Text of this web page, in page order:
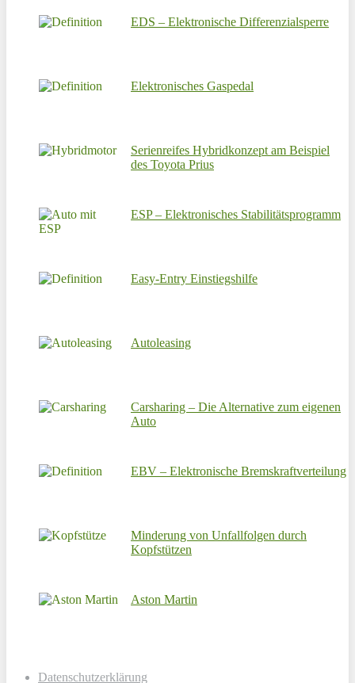
EDS – Elektronische Differenzialsperre
Elektronisches Gaspedal
Serienreifes Hybridkonzept am Beispiel
des Toyota Prius
ESP – Elektronisches Stabilitätsprogramm
Easy-Entry Einstiegshilfe
Autoleasing
Carsharing – Die Alternative zum eigenen
Auto
EBV – Elektronische Bremskraftverteilung
Minderung von Unfallfolgen durch
Kopfstützen
Aston Martin
Datenschutzerklärung